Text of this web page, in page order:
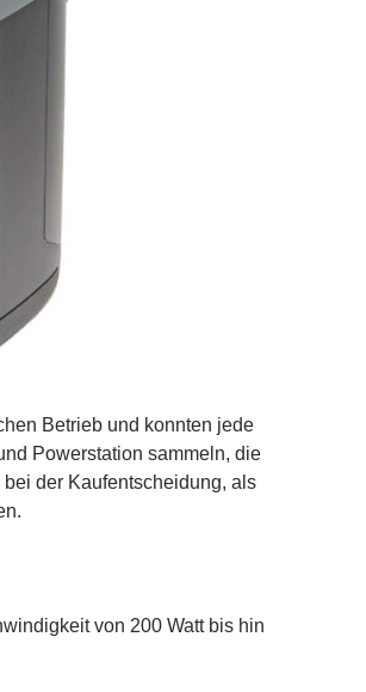
Betrieb und konnten jede
Powerstation sammeln, die
der Kaufentscheidung, als
von 200 Watt bis hin